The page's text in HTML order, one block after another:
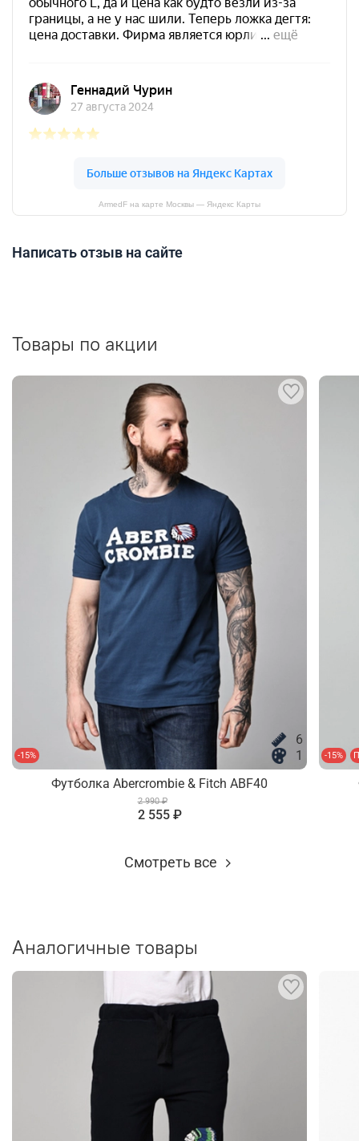
ArmedF на карте Москвы — Яндекс Карты
Написать отзыв на сайте
Товары по акции
-15%
6
1
Футболка Abercrombie & Fitch ABF40
2 990 ₽
2 555 ₽
-15%
Смотреть все
Аналогичные товары